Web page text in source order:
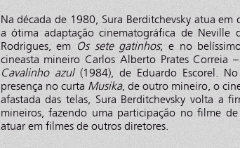
Na década de 1980, Sura Berditchevsky atua
a ótima adaptação cinematográfica de Neville
Rodrigues, em Os sete gatinhos; e no
cineasta mineiro Carlos Alberto Prates Correia
Cavalinho azul(1984), de Eduardo Escorel.
presença no curta Musika, de outro mineiro, o
afastada das telas, Sura Berditchevsky volta a
mineiros, fazendo uma participação no filme
atuar em filmes de outros diretores.